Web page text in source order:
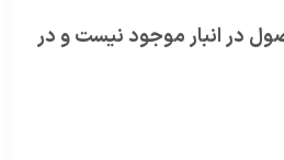
در انبار موجود نیست و در